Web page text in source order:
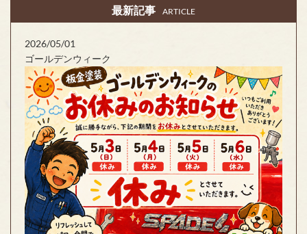
最新記事 ARTICLE
2026/05/01
ゴールデンウィーク